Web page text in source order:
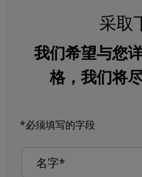
采取
我们希望与您
格，我们将
*必须填写的字段